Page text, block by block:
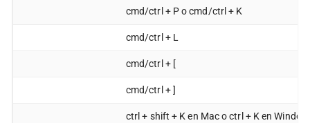
cmd/ctrl + P o cmd/ctrl + K
cmd/ctrl + L
cmd/ctrl + [
cmd/ctrl + ]
ctrl + shift + K en Mac o ctrl + K en